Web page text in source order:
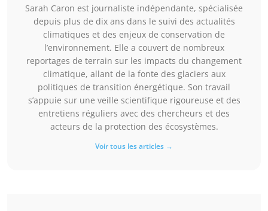
Sarah Caron est journaliste indépendante, spécialisée
depuis plus de dix ans dans le suivi des actualités
climatiques et des enjeux de conservation de
l’environnement. Elle a couvert de nombreux
reportages de terrain sur les impacts du changement
climatique, allant de la fonte des glaciers aux
politiques de transition énergétique. Son travail
s’appuie sur une veille scientifique rigoureuse et des
entretiens réguliers avec des chercheurs et des
acteurs de la protection des écosystèmes.
Voir tous les articles →